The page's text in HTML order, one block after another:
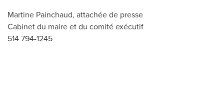
Martine Painchaud, attachée de presse
Cabinet du maire et du comité exécutif
514 794-1245